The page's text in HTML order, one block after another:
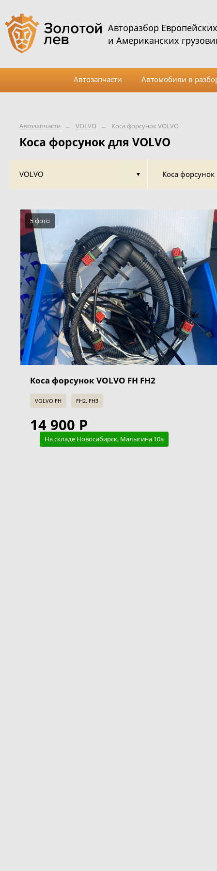
Автозапчасти ← VOLVO ← Коса форсунок VOLVO
Коса форсунок для VOLVO
VOLVO Коса форсунок
5 фото
Коса форсунок VOLVO FH FH2
VOLVO FH FH2, FH3
14 900 Р
На складе Новосибирск, Малыгина 10а
Авторазбор Европейских
и Американских
Автозапчасти Автомобили в